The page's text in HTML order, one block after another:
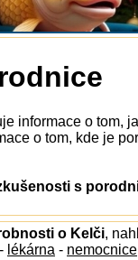
informace o tom,
o tom, kde je
s
o Kelči,
- lékárna - nemocnice